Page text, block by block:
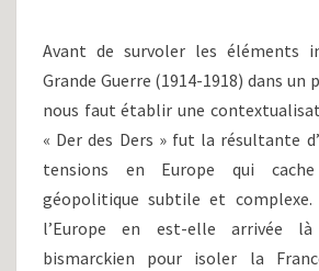
LE
DE
LA
GUERRE
(1871-
1914)
Avant de survoler les éléments
Grande Guerre (1914-1918) dans
nous faut établir une
« Der des Ders » fut la résultante
tensions en Europe qui
géopolitique subtile et
l’Europe en est-elle arrivée
bismarckien pour isoler la